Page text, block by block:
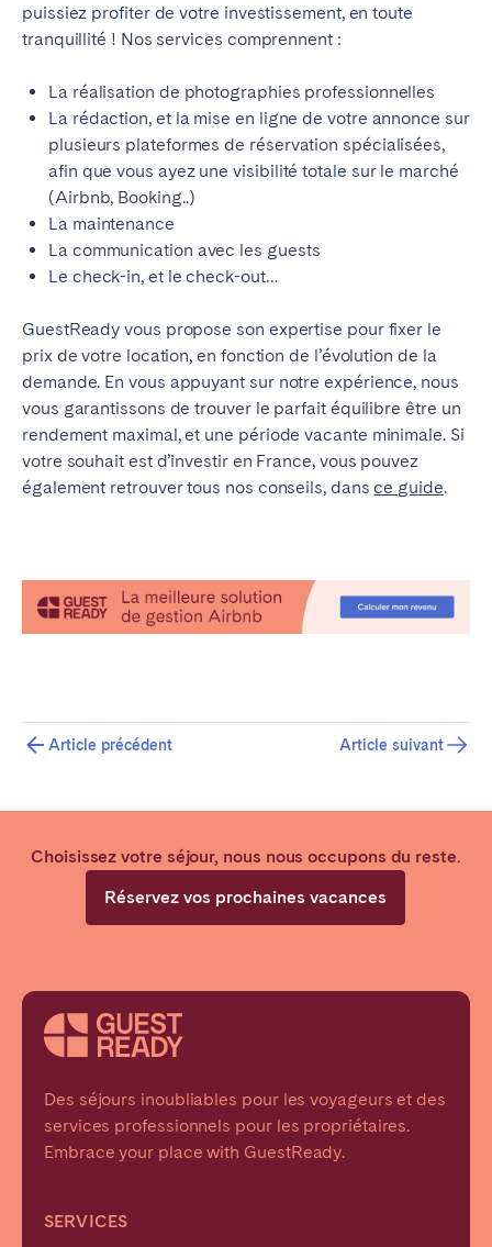
puissiez profiter de votre investissement, en toute
tranquillité ! Nos services comprennent :
La réalisation de photographies professionnelles
La rédaction, et la mise en ligne de votre annonce sur
plusieurs plateformes de réservation spécialisées,
afin que vous ayez une visibilité totale sur le marché
(Airbnb, Booking..)
La maintenance
La communication avec les guests
Le check-in, et le check-out…
GuestReady vous propose son expertise pour fixer le
prix de votre location, en fonction de l’évolution de la
demande. En vous appuyant sur notre expérience, nous
vous garantissons de trouver le parfait équilibre être un
rendement maximal, et une période vacante minimale. Si
votre souhait est d’investir en France, vous pouvez
également retrouver tous nos conseils, dansce guide.
Article précédent Article suivant
Choisissez votre séjour, nous nous occupons du reste.
Réservez vos prochaines vacances
Des séjours inoubliables pour les voyageurs et des
services professionnels pour les propriétaires.
Embrace your place with GuestReady.
SERVICES